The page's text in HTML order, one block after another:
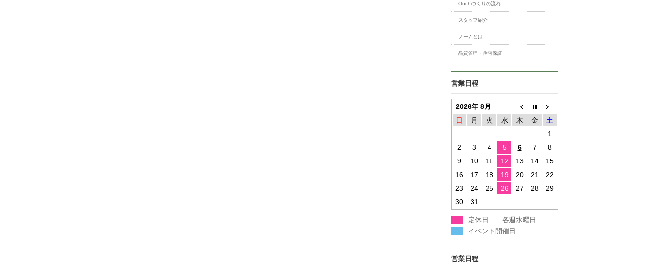
Ouchiづくりの流れ
スタッフ紹介
ノームとは
品質管理・住宅保証
営業日程
2026年 8月
日
月 火 水 木 金
土
1
2
3 4 5 6 7
8
9
10 11 12 13 14
15
16
17 18 19 20 21
22
23
24 25 26 27 28
29
30
31
定休日 各週水曜日
イベント開催日
営業日程